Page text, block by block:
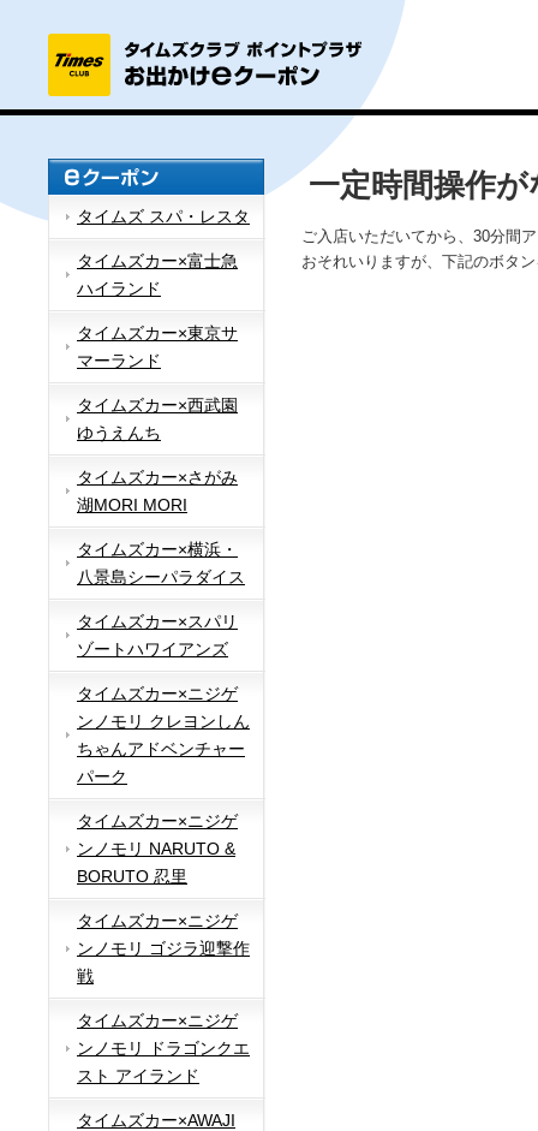
タイムズ スパ・レスタ
タイムズカー×富士急
ハイランド
タイムズカー×東京サ
マーランド
タイムズカー×西武園
ゆうえんち
タイムズカー×さがみ
湖MORI MORI
タイムズカー×横浜・
八景島シーパラダイス
タイムズカー×スパリ
ゾートハワイアンズ
タイムズカー×ニジゲ
ンノモリ クレヨンしん
ちゃんアドベンチャー
パーク
タイムズカー×ニジゲ
ンノモリ NARUTO &
BORUTO 忍里
タイムズカー×ニジゲ
ンノモリ ゴジラ迎撃作
戦
タイムズカー×ニジゲ
ンノモリ ドラゴンクエ
スト アイランド
タイムズカー×AWAJI
一定時間操作
ご入店いただいてから、30分間
おそれいりますが、下記のボタ